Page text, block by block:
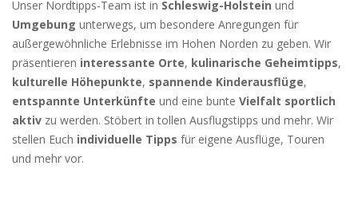
Unser Nordtipps-Team ist in Schleswig-Holstein und
Umgebung unterwegs, um besondere Anregungen für
außergewöhnliche Erlebnisse im Hohen Norden zu geben. Wir
präsentieren interessante Orte, kulinarische Geheimtipps,
kulturelle Höhepunkte, spannende Kinderausflüge,
entspannte Unterkünfte und eine bunte Vielfalt sportlich
aktiv zu werden. Stöbert in tollen Ausflugstipps und mehr. Wir
stellen Euch individuelle Tipps für eigene Ausflüge, Touren
und mehr vor.